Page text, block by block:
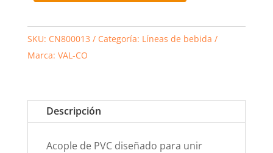
SKU: CN800013 Categoría: Líneas de bebida
Marca: VAL-CO
Descripción
Acople de PVC diseñado para unir